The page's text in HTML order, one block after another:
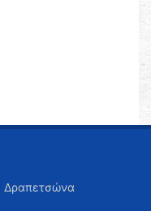
Δραπετσώνα